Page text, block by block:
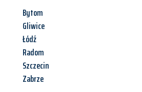
Bytom
Gliwice
Łódź
Radom
Szczecin
Zabrze